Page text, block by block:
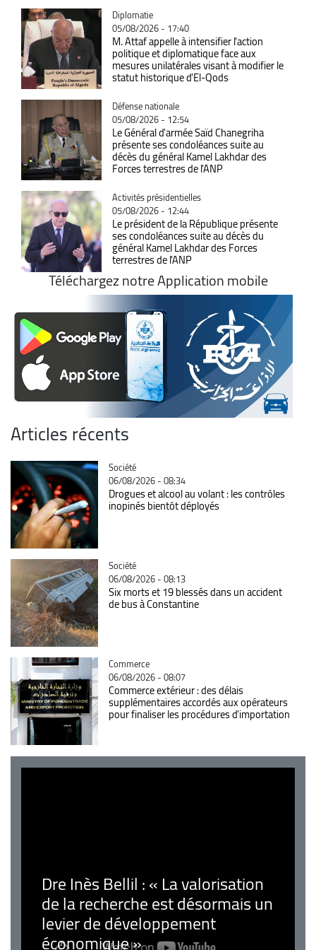
Catégorie
Diplomatie
05/08/2026 - 17:40
M. Attaf appelle à intensifier l'action
politique et diplomatique face aux
mesures unilatérales visant à modifier le
statut historique d'El-Qods
Catégorie
Défense nationale
05/08/2026 - 12:54
Le Général d'armée Saïd Chanegriha
présente ses condoléances suite au
décès du général Kamel Lakhdar des
Forces terrestres de l'ANP
Catégorie
Activités présidentielles
05/08/2026 - 12:44
Le président de la République présente
ses condoléances suite au décès du
général Kamel Lakhdar des Forces
terrestres de l'ANP
Téléchargez notre Application mobile
Articles récents
Catégorie
Société
06/08/2026 - 08:34
Drogues et alcool au volant : les contrôles
inopinés bientôt déployés
Catégorie
Société
06/08/2026 - 08:13
Six morts et 19 blessés dans un accident
de bus à Constantine
Catégorie
Commerce
06/08/2026 - 08:07
Commerce extérieur : des délais
supplémentaires accordés aux opérateurs
pour finaliser les procédures d'importation
Dre Inès Bellil : « La valorisation
de la recherche est désormais un
levier de développement
économique »